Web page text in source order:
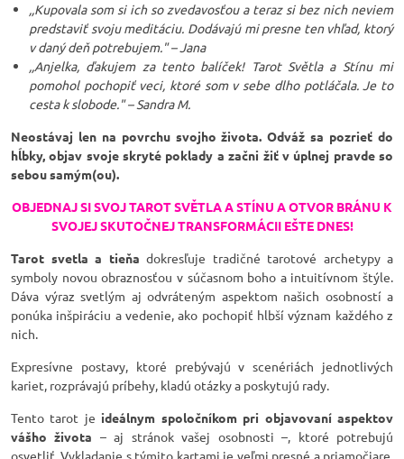
,,Kupovala som si ich so zvedavosťou a teraz si bez nich neviem
predstaviť svoju meditáciu. Dodávajú mi presne ten vhľad, ktorý
v daný deň potrebujem." – Jana
,,Anjelka, ďakujem za tento balíček! Tarot Světla a Stínu mi
pomohol pochopiť veci, ktoré som v sebe dlho potláčala. Je to
cesta k slobode." – Sandra M.
Neostávaj len na povrchu svojho života. Odváž sa pozrieť do
hĺbky, objav svoje skryté poklady a začni žiť v úplnej pravde so
sebou samým(ou).
OBJEDNAJ SI SVOJ TAROT SVĚTLA A STÍNU A OTVOR BRÁNU K
SVOJEJ SKUTOČNEJ TRANSFORMÁCII EŠTE DNES!
Tarot svetla a tieňa dokresľuje tradičné tarotové archetypy a
symboly novou obraznosťou v súčasnom boho a intuitívnom štýle.
Dáva výraz svetlým aj odvráteným aspektom našich osobností a
ponúka inšpiráciu a vedenie, ako pochopiť hlbší význam každého z
nich.
Expresívne postavy, ktoré prebývajú v scenériách jednotlivých
kariet, rozprávajú príbehy, kladú otázky a poskytujú rady.
Tento tarot je ideálnym spoločníkom pri objavovaní aspektov
vášho života – aj stránok vašej osobnosti –, ktoré potrebujú
osvetliť. Vykladanie s týmito kartami je veľmi presné a priamočiare.